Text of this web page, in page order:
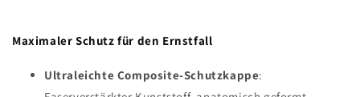
Maximaler Schutz für den Ernstfall
Ultraleichte Composite-Schutzkappe: